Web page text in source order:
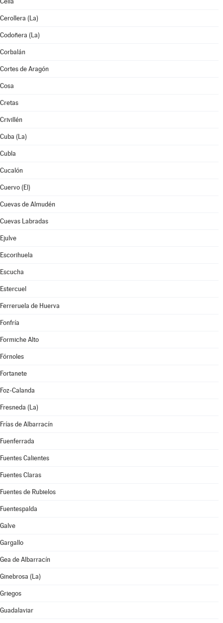
Cerollera (La)
Codoñera (La)
Corbalán
Cortes de Aragón
Cosa
Cretas
Crivillén
Cuba (La)
Cubla
Cucalón
Cuervo (El)
Cuevas de Almudén
Cuevas Labradas
Ejulve
Escorihuela
Escucha
Estercuel
Ferreruela de Huerva
Fonfría
Formiche Alto
Fórnoles
Fortanete
Foz-Calanda
Fresneda (La)
Frías de Albarracín
Fuenferrada
Fuentes Calientes
Fuentes Claras
Fuentes de Rubielos
Fuentespalda
Galve
Gargallo
Gea de Albarracín
Ginebrosa (La)
Griegos
Guadalaviar